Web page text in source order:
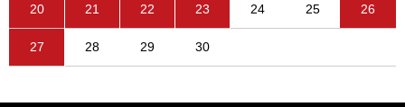
20 21 22 23 24 25 26
27 28 29 30